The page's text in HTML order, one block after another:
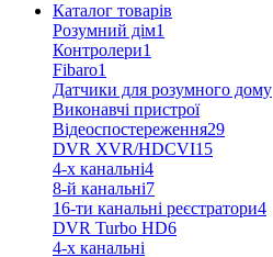
Каталог товарів
Розумний дім1
Контролери1
Fibaro1
Датчики для розумного дому
Виконавчі пристрої
Відеоспостереження29
DVR XVR/HDCVI15
4-x канальні4
8-й канальні7
16-ти канальні реєстратори4
DVR Turbo HD6
4-х канальні